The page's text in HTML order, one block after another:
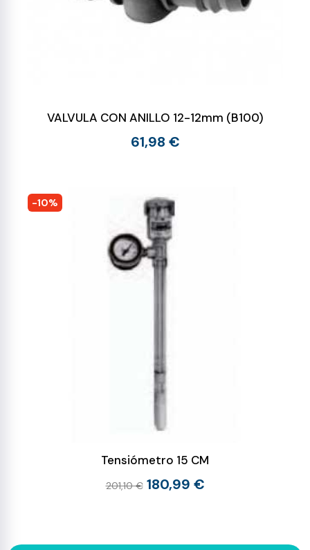
VALVULA CON ANILLO 12-12mm (B100)
61,98 €
-10%
Tensiómetro 15 CM
201,10 € 180,99 €